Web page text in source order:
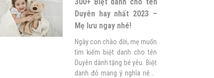
luôn mong muốn tìm những
gì vừa gần gũi vừa […]
Duyên hay nhất 2023 –
Mẹ lưu ngay nhé!
Ngày con chào đời, mẹ muốn
tìm kiếm biệt danh cho tên
Duyên dành tặng bé yêu. Biệt
danh đó mang ý nghĩa riêng